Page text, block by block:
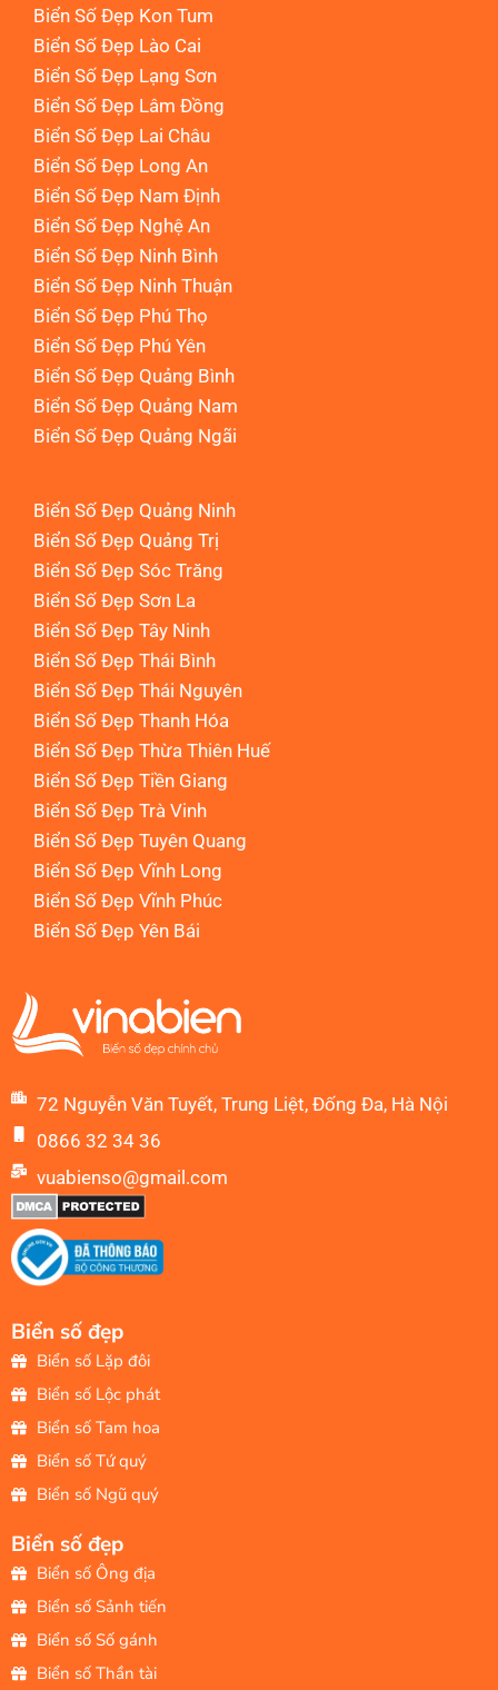
Biển Số Đẹp Kon Tum
Biển Số Đẹp Lào Cai
Biển Số Đẹp Lạng Sơn
Biển Số Đẹp Lâm Đồng
Biển Số Đẹp Lai Châu
Biển Số Đẹp Long An
Biển Số Đẹp Nam Định
Biển Số Đẹp Nghệ An
Biển Số Đẹp Ninh Bình
Biển Số Đẹp Ninh Thuận
Biển Số Đẹp Phú Thọ
Biển Số Đẹp Phú Yên
Biển Số Đẹp Quảng Bình
Biển Số Đẹp Quảng Nam
Biển Số Đẹp Quảng Ngãi
Biển Số Đẹp Quảng Ninh
Biển Số Đẹp Quảng Trị
Biển Số Đẹp Sóc Trăng
Biển Số Đẹp Sơn La
Biển Số Đẹp Tây Ninh
Biển Số Đẹp Thái Bình
Biển Số Đẹp Thái Nguyên
Biển Số Đẹp Thanh Hóa
Biển Số Đẹp Thừa Thiên Huế
Biển Số Đẹp Tiền Giang
Biển Số Đẹp Trà Vinh
Biển Số Đẹp Tuyên Quang
Biển Số Đẹp Vĩnh Long
Biển Số Đẹp Vĩnh Phúc
Biển Số Đẹp Yên Bái
72 Nguyễn Văn Tuyết, Trung Liệt, Đống Đa, Hà Nội
0866 32 34 36
vuabienso@gmail.com
Biển số đẹp
Biển số Lặp đôi
Biển số Lộc phát
Biển số Tam hoa
Biển số Tứ quý
Biển số Ngũ quý
Biển số đẹp
Biển số Ông địa
Biển số Sảnh tiến
Biển số Số gánh
Biển số Thần tài